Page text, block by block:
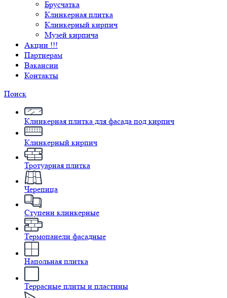
Брусчатка
Клинкерная плитка
Клинкерный кирпич
Музей кирпича
Акции !!!
Партнерам
Вакансии
Контакты
Поиск
Клинкерная плитка для фасада под кирпич
Клинкерный кирпич
Тротуарная плитка
Черепица
Ступени клинкерные
Термопанели фасадные
Напольная плитка
Террасные плиты и пластины